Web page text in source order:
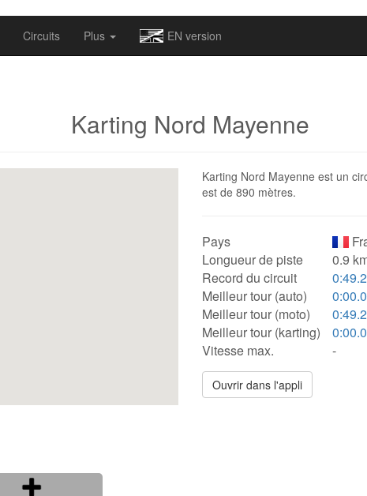
Circuits Plus EN version
Karting Nord Mayenne
Karting Nord Mayenne est un
est de 890 mètres.
Pays
Longueur de piste
0.9
Record du circuit
Meilleur tour (auto)
Meilleur tour (moto)
Meilleur tour (karting)
Vitesse max.
-
Ouvrir dans l'appli